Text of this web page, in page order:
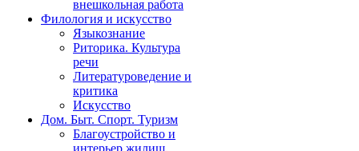
внешкольная работа
Филология и искусство
Языкознание
Риторика. Культура
речи
Литературоведение и
критика
Искусство
Дом. Быт. Спорт. Туризм
Благоустройство и
интерьер жилищ.